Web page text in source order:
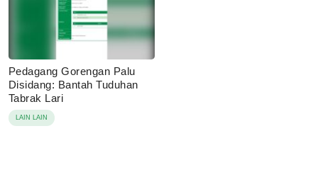
Pedagang Gorengan Palu
Disidang: Bantah Tuduhan
Tabrak Lari
LAIN LAIN